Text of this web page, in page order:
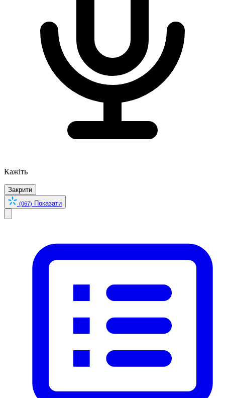
Кажіть
Закрити
(067) Показати